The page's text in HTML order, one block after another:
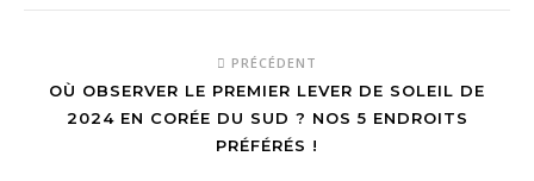
PRÉCÉDENT
OÙ OBSERVER LE PREMIER LEVER DE SOLEIL DE
2024 EN CORÉE DU SUD ? NOS 5 ENDROITS
PRÉFÉRÉS !